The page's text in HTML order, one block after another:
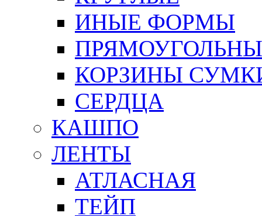
ИНЫЕ ФОРМЫ
КОРЗИНЫ
СЕРДЦА
КАШПО
ЛЕНТЫ
АТЛАСНАЯ
ТЕЙП